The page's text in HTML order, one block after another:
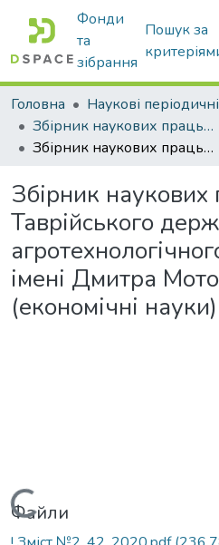
Фонди
та
зібрання
Пошук за
Головна
Збірник наукових праць Таврійського державного агротехнологічного університету (економічні науки)
Збірник наукових праць Таврійського державного агротехнологічного університету імені Дмитра Моторного (економічні науки). № 2 (42)
Збірник наукових
Таврійського
імені Дмитра
(економічні
Вантажиться...
Файли